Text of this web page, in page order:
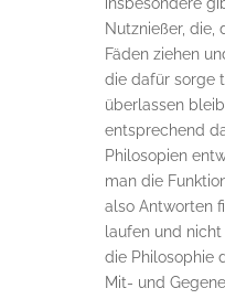
Nutznießer, die,
Fäden ziehen
die dafür sorge
überlassen
entsprechend
Philosopien
man die
also Antworten
laufen und
die Philosophie
Mit- und